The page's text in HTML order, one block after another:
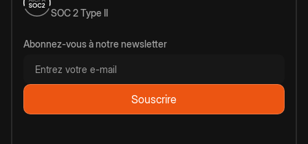
SOC 2 Type II
Abonnez-vous à notre newsletter